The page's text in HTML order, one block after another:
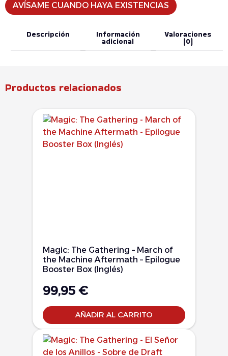
AVÍSAME CUANDO HAYA EXISTENCIAS
Descripción Información
adicional
Valoraciones
(0)
Productos relacionados
Magic: The Gathering – March of
the Machine Aftermath – Epilogue
Booster Box (Inglés)
99,95 €
AÑADIR AL CARRITO